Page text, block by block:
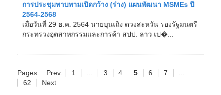
การประชุมทาบทามเปิดกว้าง (ร่าง) แผนพัฒนา MSMEs ปี
2564-2568
เมื่อวันที่ 29 ธ.ค. 2564 นายบุนเถิง ดวงสะหวัน รองรัฐมนตรี
กระทรวงอุตสาหกรรมและการค้า สปป. ลาว เป�...
Pages: Prev. 1 3 4 5 6 7
62
Next